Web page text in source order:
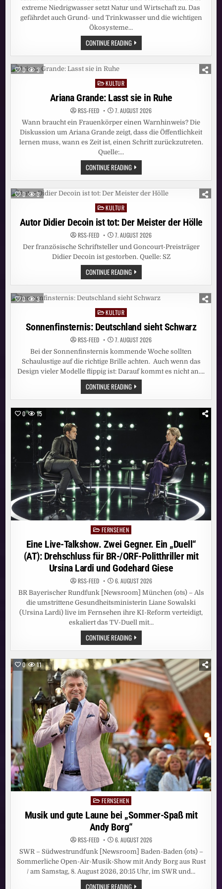
extreme Niedrigwasser setzt Natur und Wirtschaft zu. Das
gefährdet auch Grund- und Trinkwasser und die wichtigen
Ökosysteme…
CONTINUE READINGEUROPAS
FLÜSSE
AUF
DEM
FOLGEN
0 3
Posted
in
KULTUR
Ariana Grande: Lasst sie in Ruhe
RSS-FEED 7. AUGUST 2026
Wann braucht ein Frauenkörper einen Warnhinweis? Die
Diskussion um Ariana Grande zeigt, dass die Öffentlichkeit
lernen muss, wann es Zeit ist, einen Schritt zurückzutreten.
Quelle:…
CONTINUE READINGARIANA
GRANDE:
LASST
SIE
IN
0 3
Posted
in
KULTUR
Autor Didier Decoin ist tot: Der Meister der Hölle
RSS-FEED 7. AUGUST 2026
Der französische Schriftsteller und Goncourt-Preisträger
Didier Decoin ist gestorben. Quelle: SZ
CONTINUE READINGAUTOR
DIDIER
DECOIN
IST
TOT:
HÖLLE
0 3
Posted
in
KULTUR
Sonnenfinsternis: Deutschland sieht Schwarz
RSS-FEED 7. AUGUST 2026
Bei der Sonnenfinsternis kommende Woche sollten
Schaulustige auf die richtige Brille achten. Auch wenn das
Design vieler Modelle flippig ist: Darauf kommt es nicht an….
CONTINUE READINGSONNENFINSTERNIS:
DEUTSCHLAND
SIEHT
SCHWARZ
0 15
PostedFERNSEHEN
Eine Live-Talkshow. Zwei Gegner. Ein „Duell“
(AT): Drehschluss für BR-/ORF-Politthriller mit
Ursina Lardi und Godehard Giese
RSS-FEED 6. AUGUST 2026
BR Bayerischer Rundfunk [Newsroom] München (ots) – Als
die umstrittene Gesundheitsministerin Liane Sowalski
(Ursina Lardi) live im Fernsehen ihre KI-Reform verteidigt,
eskaliert das TV-Duell mit…
CONTINUE READINGEINE
LIVE-
TALKSHOW.
ZWEI
GEGNER.
EIN
„DUELL“
(AT):
DREHSCHLUSS
BR-/ORF-
POLITTHRILLER
MIT
URSINA
LARDI
UND
GODEHARD
GIESE
0 11
PostedFERNSEHEN
Musik und gute Laune bei „Sommer-Spaß mit
Andy Borg“
RSS-FEED 6. AUGUST 2026
SWR – Südwestrundfunk [Newsroom] Baden-Baden (ots) –
Sommerliche Open-Air-Musik-Show mit Andy Borg aus Rust
/ am Samstag, 8. August 2026, 20:15 Uhr, im SWR und…
CONTINUE READINGMUSIK